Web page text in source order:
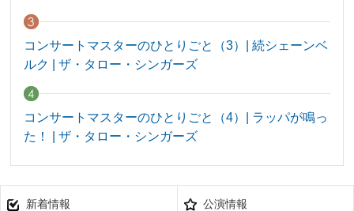
コンサートマスターのひとりごと（3）| 続シェーンベ
ルク | ザ・タロー・シンガーズ
コンサートマスターのひとりごと（4）| ラッパが鳴っ
た！ | ザ・タロー・シンガーズ
新着情報 公演情報